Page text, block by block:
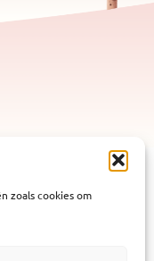
zoals cookies om